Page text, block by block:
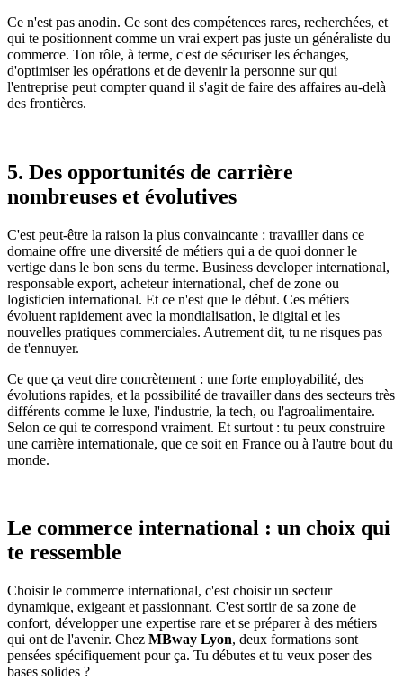
Ce n'est pas anodin. Ce sont des compétences rares, recherchées, et
qui te positionnent comme un vrai expert pas juste un généraliste du
commerce. Ton rôle, à terme, c'est de sécuriser les échanges,
d'optimiser les opérations et de devenir la personne sur qui
l'entreprise peut compter quand il s'agit de faire des affaires au-delà
des frontières.
5. Des opportunités de carrière
nombreuses et évolutives
C'est peut-être la raison la plus convaincante : travailler dans ce
domaine offre une diversité de métiers qui a de quoi donner le
vertige dans le bon sens du terme. Business developer international,
responsable export, acheteur international, chef de zone ou
logisticien international. Et ce n'est que le début. Ces métiers
évoluent rapidement avec la mondialisation, le digital et les
nouvelles pratiques commerciales. Autrement dit, tu ne risques pas
de t'ennuyer.
Ce que ça veut dire concrètement : une forte employabilité, des
évolutions rapides, et la possibilité de travailler dans des secteurs très
différents comme le luxe, l'industrie, la tech, ou l'agroalimentaire.
Selon ce qui te correspond vraiment. Et surtout : tu peux construire
une carrière internationale, que ce soit en France ou à l'autre bout du
monde.
Le commerce international : un choix qui
te ressemble
Choisir le commerce international, c'est choisir un secteur
dynamique, exigeant et passionnant. C'est sortir de sa zone de
confort, développer une expertise rare et se préparer à des métiers
qui ont de l'avenir. Chez MBway Lyon, deux formations sont
pensées spécifiquement pour ça. Tu débutes et tu veux poser des
bases solides ?